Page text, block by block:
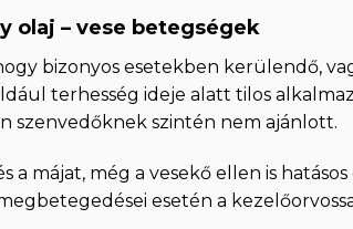
olaj – vese betegségek
bizonyos esetekben kerülendő,
terhesség ideje alatt tilos
szenvedőknek szintén nem ajánlott.
a májat, még a vesekő ellen is
esetén a